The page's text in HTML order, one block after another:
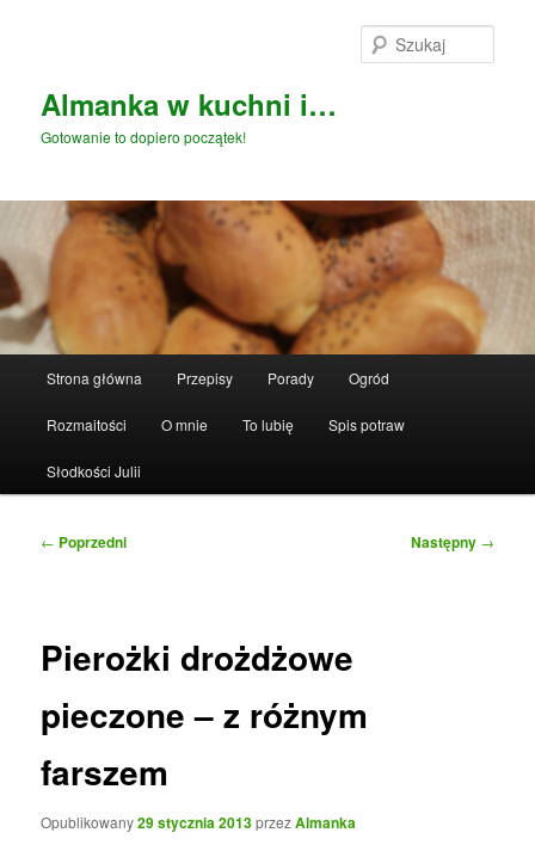
Almanka w kuchni i…
Gotowanie to dopiero początek!
Strona główna Przepisy Porady Ogród
Rozmaitości O mnie To lubię Spis potraw
Słodkości Julii
Nawigacja
← Poprzedni Następny →
Pierożki drożdżowe
pieczone – z różnym
farszem
Opublikowany29 stycznia 2013przezAlmanka